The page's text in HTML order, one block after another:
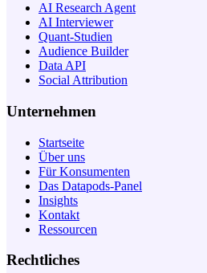
AI Research Agent
AI Interviewer
Quant-Studien
Audience Builder
Data API
Social Attribution
Unternehmen
Startseite
Über uns
Für Konsumenten
Das Datapods-Panel
Insights
Kontakt
Ressourcen
Rechtliches